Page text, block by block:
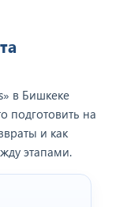
в Бишкеке
подготовить на
и как
этапами.